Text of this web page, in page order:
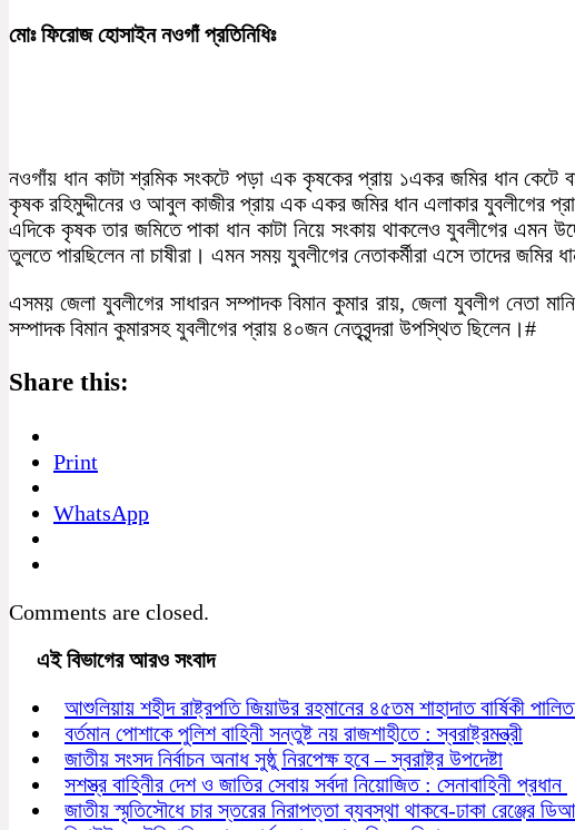
মোঃ ফিরোজ হোসাইন নওগাঁ প্রতিনিধিঃ
নওগাঁয় ধান কাটা শ্রমিক সংকটে পড়া এক কৃষকের প্রায় ১একর জমির ধান কেটে
কৃষক রহিমুদ্দীনের ও আবুল কাজীর প্রায় এক একর জমির ধান এলাকার যুবলীগের
এদিকে কৃষক তার জমিতে পাকা ধান কাটা নিয়ে সংকায় থাকলেও যুবলীগের এমন
তুলতে পারছিলেন না চাষীরা। এমন সময় যুবলীগের নেতাকর্মীরা এসে তাদের জমির
এসময় জেলা যুবলীগের সাধারন সম্পাদক বিমান কুমার রায়, জেলা যুবলীগ নেতা
সম্পাদক বিমান কুমারসহ যুবলীগের প্রায় ৪০জন নেতৃবৃন্দরা উপস্থিত ছিলেন।#
Share this:
Print
WhatsApp
Comments are closed.
এই বিভাগের আরও সংবাদ
আশুলিয়ায় শহীদ রাষ্ট্রপতি জিয়াউর রহমানের ৪৫তম শাহাদাত বার্ষিকী পালিত
বর্তমান পোশাকে পুলিশ বাহিনী সন্তুষ্ট নয় রাজশাহীতে : স্বরাষ্ট্রমন্ত্রী
জাতীয় সংসদ নির্বাচন অনাধ সুষ্ঠু নিরপেক্ষ হবে – স্বরাষ্ট্র উপদেষ্টা
সশস্ত্র বাহিনীর দেশ ও জাতির সেবায় সর্বদা নিয়োজিত : সেনাবাহিনী প্রধান
জাতীয় স্মৃতিসৌধে চার স্তরের নিরাপত্তা ব্যবস্থা থাকবে-ঢাকা রেঞ্জের